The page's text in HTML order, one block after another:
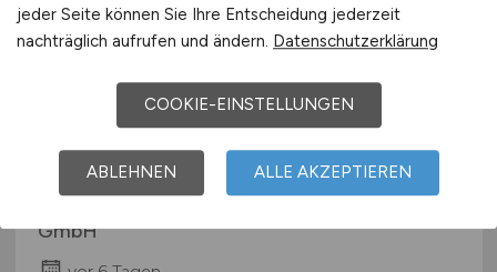
Zahnarzt - MVZ / Zahnmedizin
(m/w/d)
GmbH
jeder Seite können Sie Ihre Entscheidung jederzeit
nachträglich aufrufen und ändern. Datenschutzerklärung
COOKIE-EINSTELLUNGEN
ABLEHNEN ALLE AKZEPTIEREN